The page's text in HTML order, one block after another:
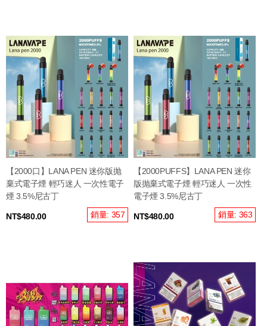
【2000口】LANA PEN 迷你版抛
棄式電子煙 輕巧迷人 一次性電子
煙 3.5%尼古丁
NT$480.00 銷量: 357
【2000PUFFS】LANA PEN 迷你
版抛棄式電子煙 輕巧迷人 一次性
電子煙 3.5%尼古丁
NT$480.00 銷量: 363